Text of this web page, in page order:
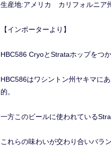
生産地:アメリカ カリフォルニア
【インポーターより】
HBC586 CryoとStrataホップをつ
HBC586はワシントン州ヤキマに
的。
一方このビールに使われている
これらの味わいが交わり合いバラ